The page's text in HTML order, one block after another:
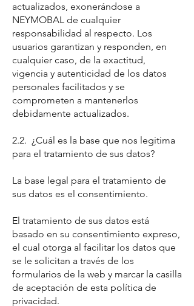
actualizados, exonerándose a
NEYMOBAL de cualquier
responsabilidad al respecto. Los
usuarios garantizan y responden, en
cualquier caso, de la exactitud,
vigencia y autenticidad de los datos
personales facilitados y se
comprometen a mantenerlos
debidamente actualizados.
2.2. ¿Cuál es la base que nos legitima
para el tratamiento de sus datos?
La base legal para el tratamiento de
sus datos es el consentimiento.
El tratamiento de sus datos está
basado en su consentimiento expreso,
el cual otorga al facilitar los datos que
se le solicitan a través de los
formularios de la web y marcar la casilla
de aceptación de esta política de
privacidad.